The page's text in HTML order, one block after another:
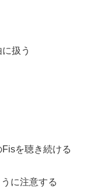
扱う
を聴き続ける
に注意する